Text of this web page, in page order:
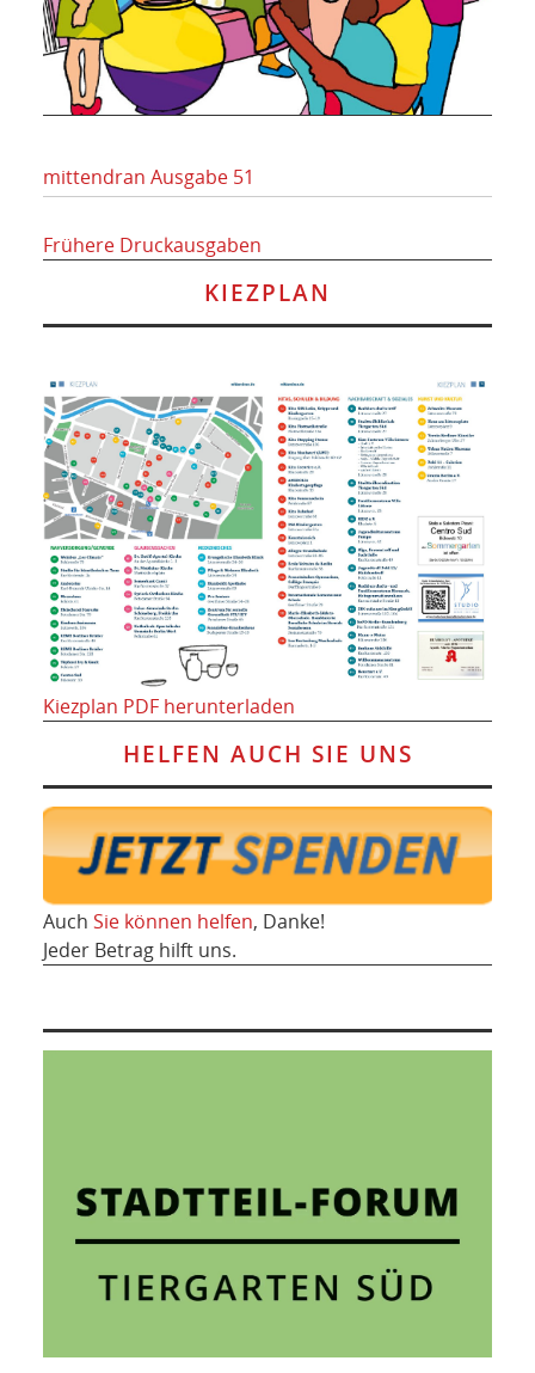
mittendran Ausgabe 51
Frühere Druckausgaben
KIEZPLAN
Kiezplan PDF herunterladen
HELFEN AUCH SIE UNS
Auch Sie können helfen, Danke!
Jeder Betrag hilft uns.